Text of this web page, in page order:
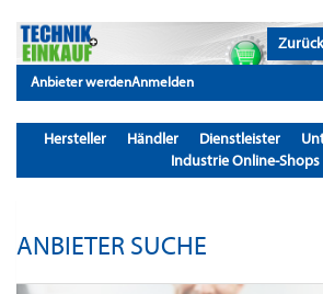
Anbieter werdenAnmelden
Hersteller Händler Dienstleister
Industrie Online-Shops
ANBIETER SUCHE